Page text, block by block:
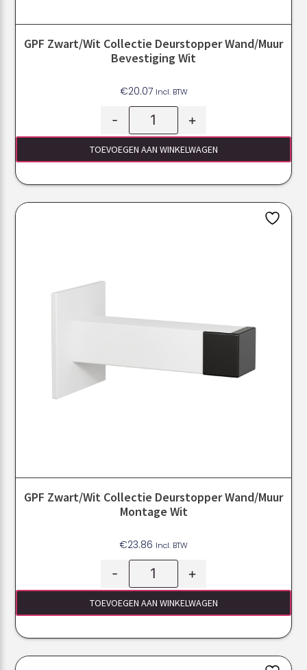
GPF Zwart/Wit Collectie Deurstopper Wand/muur
Bevestiging Wit
€20.07 Incl. BTW
- +
TOEVOEGEN AAN WINKELWAGEN
GPF Zwart/Wit Collectie Deurstopper Wand/muur
Montage Wit
€23.86 Incl. BTW
- +
TOEVOEGEN AAN WINKELWAGEN